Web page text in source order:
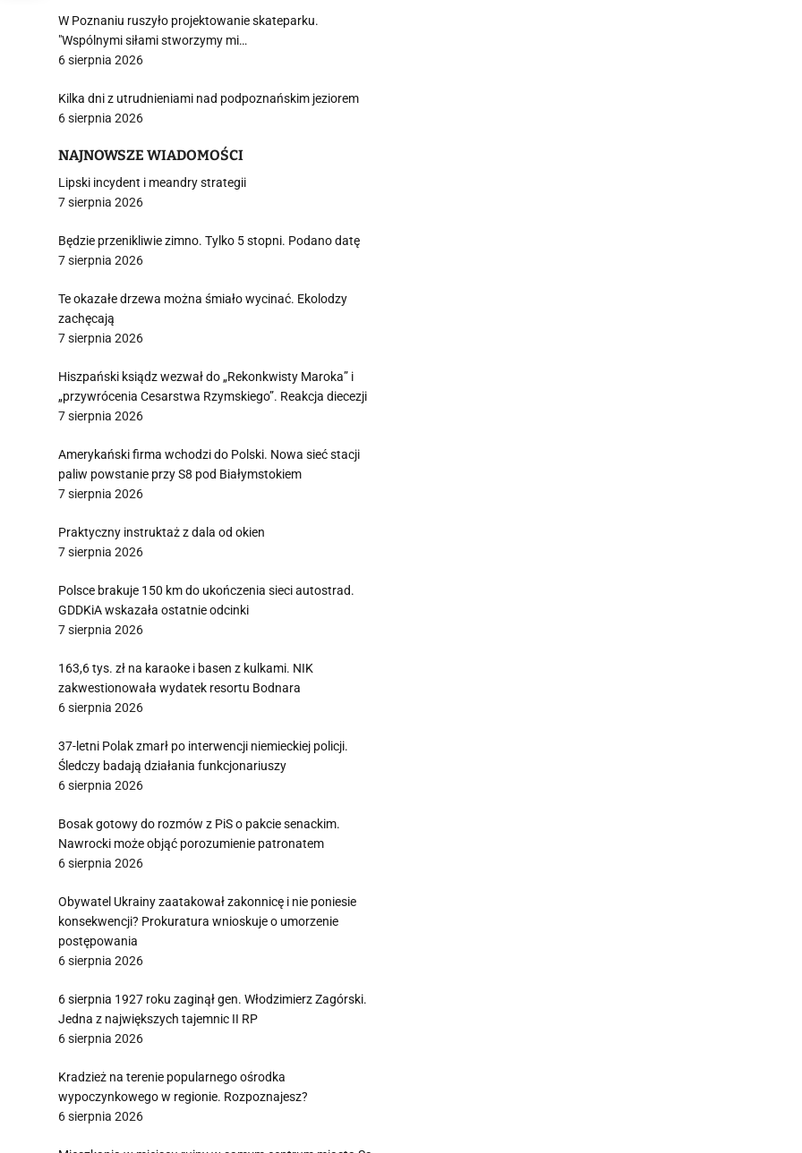
W Poznaniu ruszyło projektowanie skateparku.
"Wspólnymi siłami stworzymy mi…
6 sierpnia 2026
Kilka dni z utrudnieniami nad podpoznańskim jeziorem
6 sierpnia 2026
NAJNOWSZE WIADOMOŚCI
Lipski incydent i meandry strategii
7 sierpnia 2026
Będzie przenikliwie zimno. Tylko 5 stopni. Podano datę
7 sierpnia 2026
Te okazałe drzewa można śmiało wycinać. Ekolodzy
zachęcają
7 sierpnia 2026
Hiszpański ksiądz wezwał do „Rekonkwisty Maroka” i
„przywrócenia Cesarstwa Rzymskiego”. Reakcja diecezji
7 sierpnia 2026
Amerykański firma wchodzi do Polski. Nowa sieć stacji
paliw powstanie przy S8 pod Białymstokiem
7 sierpnia 2026
Praktyczny instruktaż z dala od okien
7 sierpnia 2026
Polsce brakuje 150 km do ukończenia sieci autostrad.
GDDKiA wskazała ostatnie odcinki
7 sierpnia 2026
163,6 tys. zł na karaoke i basen z kulkami. NIK
zakwestionowała wydatek resortu Bodnara
6 sierpnia 2026
37-letni Polak zmarł po interwencji niemieckiej policji.
Śledczy badają działania funkcjonariuszy
6 sierpnia 2026
Bosak gotowy do rozmów z PiS o pakcie senackim.
Nawrocki może objąć porozumienie patronatem
6 sierpnia 2026
Obywatel Ukrainy zaatakował zakonnicę i nie poniesie
konsekwencji? Prokuratura wnioskuje o umorzenie
postępowania
6 sierpnia 2026
6 sierpnia 1927 roku zaginął gen. Włodzimierz Zagórski.
Jedna z największych tajemnic II RP
6 sierpnia 2026
Kradzież na terenie popularnego ośrodka
wypoczynkowego w regionie. Rozpoznajesz?
6 sierpnia 2026